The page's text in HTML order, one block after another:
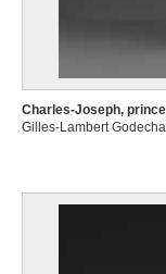
Charles-Joseph,
Gilles-Lambert